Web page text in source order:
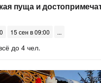
пуща и
15 сен в 09:00
до 4 чел.